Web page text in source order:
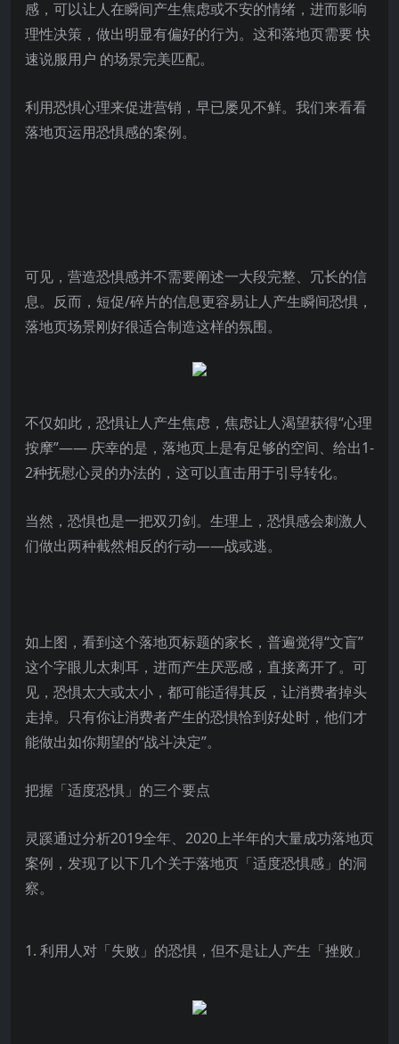
感，可以让人在瞬间产生焦虑或不安的情绪，进而影响
理性决策，做出明显有偏好的行为。这和落地页需要 快
速说服用户 的场景完美匹配。
利用恐惧心理来促进营销，早已屡见不鲜。我们来看看
落地页运用恐惧感的案例。
可见，营造恐惧感并不需要阐述一大段完整、冗长的信
息。反而，短促/碎片的信息更容易让人产生瞬间恐惧，
落地页场景刚好很适合制造这样的氛围。
不仅如此，恐惧让人产生焦虑，焦虑让人渴望获得“心理
按摩”—— 庆幸的是，落地页上是有足够的空间、给出1-
2种抚慰心灵的办法的，这可以直击用于引导转化。
当然，恐惧也是一把双刃剑。生理上，恐惧感会刺激人
们做出两种截然相反的行动——战或逃。
如上图，看到这个落地页标题的家长，普遍觉得“文盲”
这个字眼儿太刺耳，进而产生厌恶感，直接离开了。可
见，恐惧太大或太小，都可能适得其反，让消费者掉头
走掉。只有你让消费者产生的恐惧恰到好处时，他们才
能做出如你期望的“战斗决定”。
把握「适度恐惧」的三个要点
灵蹊通过分析2019全年、2020上半年的大量成功落地页
案例，发现了以下几个关于落地页「适度恐惧感」的洞
察。
1. 利用人对「失败」的恐惧，但不是让人产生「挫败」